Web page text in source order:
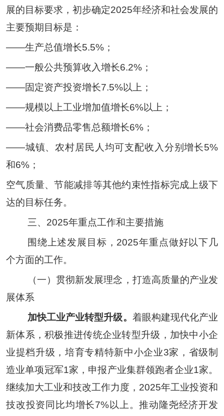
展的目标要求，初步确定2025年经济和社会发展的
主要预期目标是：
——生产总值增长5.5%；
——一般公共预算收入增长6.2%；
——固定资产投资增长7.5%以上 ；
——规模以上工业增加值增长6%以上 ；
——社会消费品零售总额增长6%；
——城镇、农村居民人均可支配收入分别增长5%
和6%；
空气质量、节能减排等其他约束性指标完成上级下
达的目标任务。
三、 2025年重点工作和主要措施
围绕上述发展目标， 2025年重点做好以下几
个方面的工作。
（一）贯彻新发展理念，打造高质量的产业发
展体系
加快工业产业转型升级。 着眼构建现代化产业
新体系，积极推进传统企业转型升级，加快中小企
业提档升级， 培育专精特新中小企业3家， 省级制
造业单项冠军1家， 申报产业集群领跑者企业1家。
继续加大工业和技改工作力度， 2025年工业投资和
技改投资同比均增长7%以上。推动隆尧经济开发